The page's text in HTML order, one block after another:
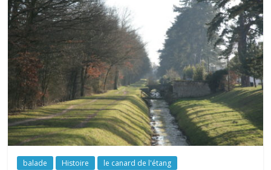
balade Histoire le canard de l'étang